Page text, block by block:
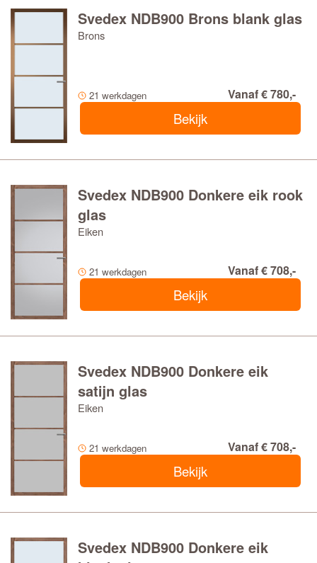
Svedex NDB900 Brons blank glas
Brons
21 werkdagen Vanaf € 780,-
Bekijk
Svedex NDB900 Donkere eik rook
glas
Eiken
21 werkdagen Vanaf € 708,-
Bekijk
Svedex NDB900 Donkere eik
satijn glas
Eiken
21 werkdagen Vanaf € 708,-
Bekijk
Svedex NDB900 Donkere eik